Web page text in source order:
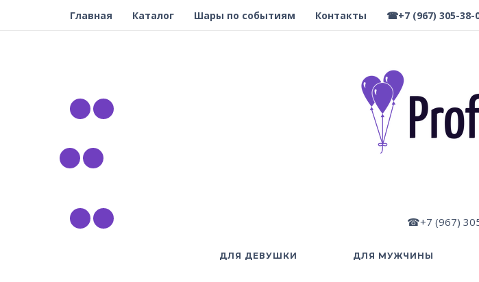
Главная Каталог Шары по событиям Контакты ☎+7 (967) 305-38-
☎+7 (967)
ДЛЯ ДЕВУШКИ ДЛЯ МУЖЧИНЫ